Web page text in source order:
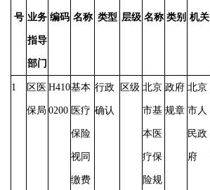
号 业务
指导
部门
编码 名称 类型 层级 名称 类别 机关
1 区医
保局
H410
0200
基本
医疗
保险
视同
缴费
行政
确认
区级 北京
市基
本医
疗保
险规
政府
规章
北京
市人
民政
府